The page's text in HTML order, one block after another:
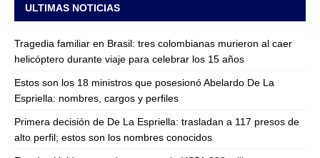
ULTIMAS NOTICIAS
Tragedia familiar en Brasil: tres colombianas murieron al caer
helicóptero durante viaje para celebrar los 15 años
Estos son los 18 ministros que posesionó Abelardo De La
Espriella: nombres, cargos y perfiles
Primera decisión de De La Espriella: trasladan a 117 presos de
alto perfil; estos son los nombres conocidos